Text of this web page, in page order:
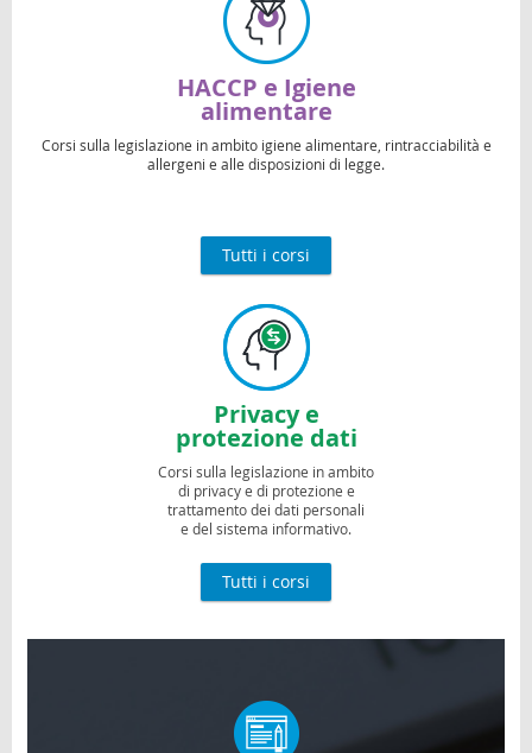
HACCP e Igiene
alimentare
Corsi sulla legislazione in ambito igiene alimentare, rintracciabilità e
allergeni e alle disposizioni di legge.
Tutti i corsi
Privacy e
protezione dati
Corsi sulla legislazione in ambito
di privacy e di protezione e
trattamento dei dati personali
e del sistema informativo.
Tutti i corsi